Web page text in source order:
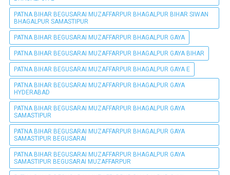
PATNA BIHAR BEGUSARAI MUZAFFARPUR BHAGALPUR BIHAR SIWAN
BHAGALPUR SAMASTIPUR
PATNA BIHAR BEGUSARAI MUZAFFARPUR BHAGALPUR GAYA
PATNA BIHAR BEGUSARAI MUZAFFARPUR BHAGALPUR GAYA BIHAR
PATNA BIHAR BEGUSARAI MUZAFFARPUR BHAGALPUR GAYA E
PATNA BIHAR BEGUSARAI MUZAFFARPUR BHAGALPUR GAYA
HYDERABAD
PATNA BIHAR BEGUSARAI MUZAFFARPUR BHAGALPUR GAYA
SAMASTIPUR
PATNA BIHAR BEGUSARAI MUZAFFARPUR BHAGALPUR GAYA
SAMASTIPUR BEGUSARAI
PATNA BIHAR BEGUSARAI MUZAFFARPUR BHAGALPUR GAYA
SAMASTIPUR BEGUSARAI MUZAFFARPUR